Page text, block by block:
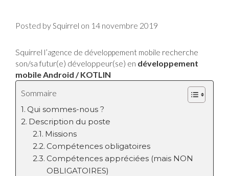
Posted bySquirrel on 14 novembre 2019
Squirrel l’agence de développement mobile recherche
son/sa futur(e) développeur(se) en développement
mobile Android / KOTLIN
Sommaire
Qui sommes-nous ?
Description du poste
Missions
Compétences obligatoires
Compétences appréciées (mais NON
OBLIGATOIRES)